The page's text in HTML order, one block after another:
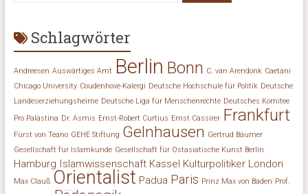
Schlagwörter
Andreesen Auswärtiges Amt Berlin Bonn C. van Arendonk Caetani
Chicago University Coudenhove-Kalergi Deutsche Hochschule für Politik Deutsche
Landeserziehungsheime Deutsche Liga für Menschenrechte Deutsches Komitee
Pro Palästina Dr. Asmis Ernst-Robert Curtius Ernst Cassirer Frankfurt
Fürst von Teano GEHE Stiftung Gelnhausen Gertrud Bäumer
Gesellschaft für Islamkunde Gesellschaft für Ostasiatische Kunst Berlin
Hamburg Islamwissenschaft Kassel Kulturpolitiker London
Max Clauß Orientalist Padua Paris Prinz Max von Baden Prof.